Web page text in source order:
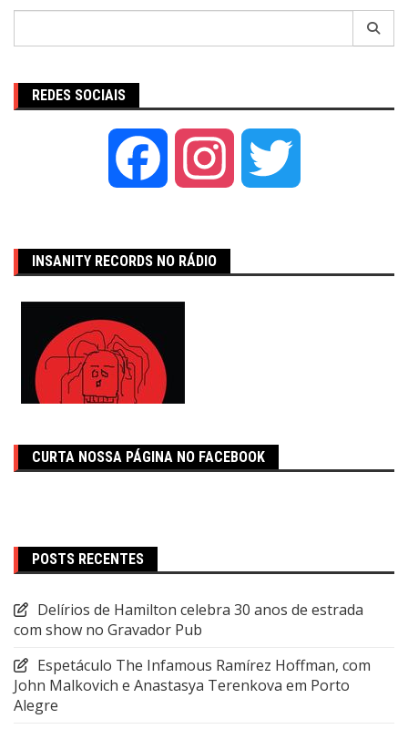
REDES SOCIAIS
Facebook Instagram
INSANITY RECORDS NO RÁDIO
CURTA NOSSA PÁGINA NO FACEBOOK
POSTS RECENTES
Delírios de Hamilton celebra 30 anos de estrada
com show no Gravador Pub
Espetáculo The Infamous Ramírez Hoffman, com
John Malkovich e Anastasya Terenkova em Porto
Alegre